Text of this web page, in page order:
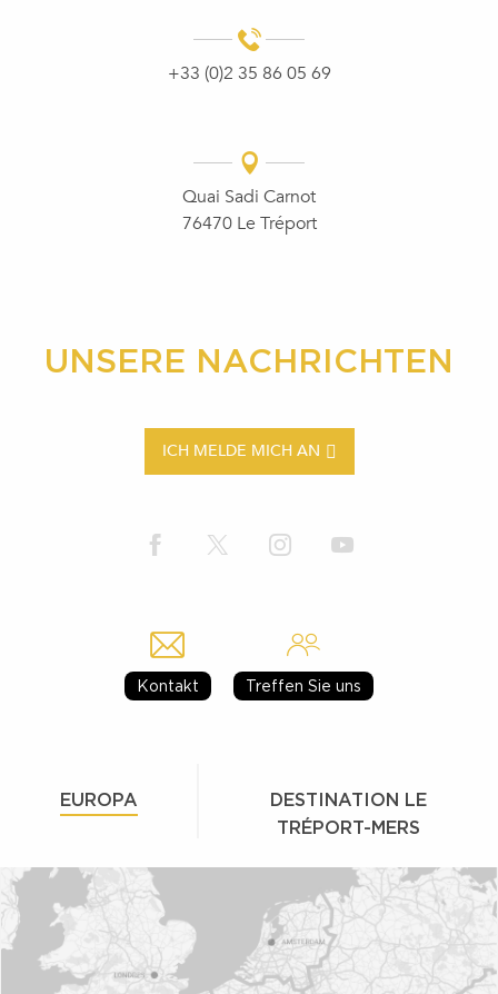
+33 (0)2 35 86 05 69
Quai Sadi Carnot
76470 Le Tréport
UNSERE NACHRICHTEN
ICH MELDE MICH AN
Kontakt Treffen Sie uns
EUROPA
DESTINATION LE
TRÉPORT-MERS